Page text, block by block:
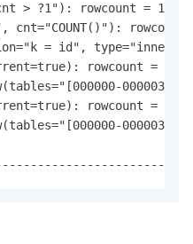
> ?1"): rowcount
= id",
AP